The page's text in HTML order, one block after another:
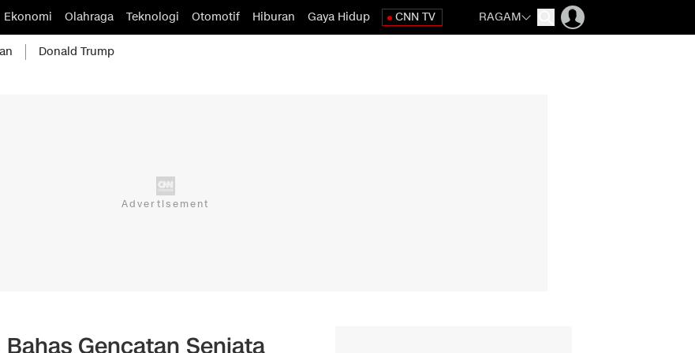
Ekonomi Olahraga Teknologi Otomotif Hiburan Gaya Hidup CNN TV RAGAM
Donald Trump
Gencatan Senjata